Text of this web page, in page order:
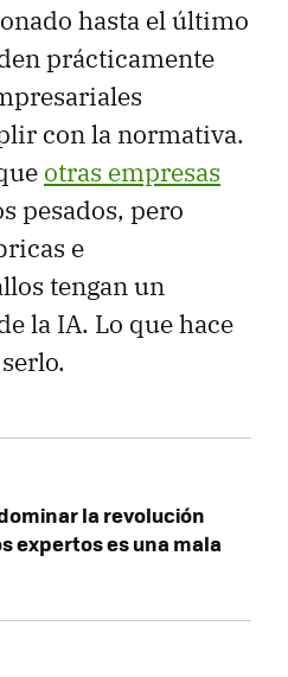
hasta el último
prácticamente
con la normativa.
otras empresas
pesados, pero
e
tengan un
la IA. Lo que hace
la revolución
expertos es una mala